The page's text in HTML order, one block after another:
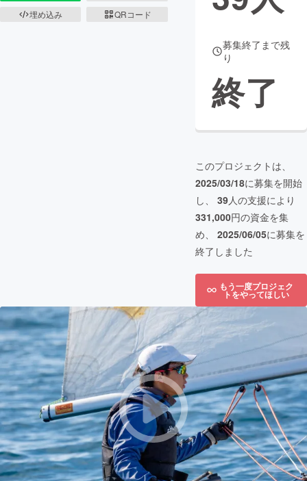
埋め込み
QRコード
募集終了まで残
り
終了
このプロジェクトは、
2025/03/18に募集を開始
し、 39人の支援により
331,000円の資金を集
め、 2025/06/05に募集を
終了しました
もう一度プロジェク
トをやってほしい